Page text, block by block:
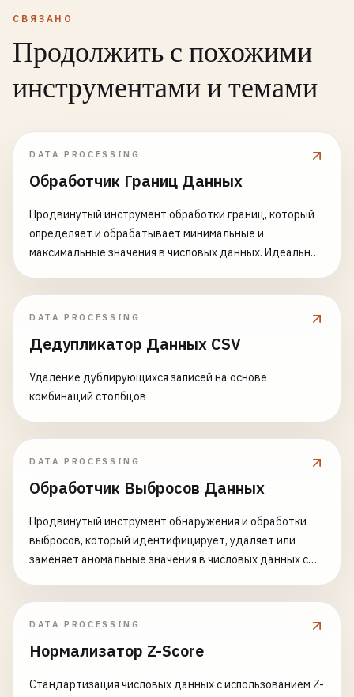
СВЯЗАНО
Продолжить с похожими
инструментами и темами
DATA PROCESSING
Обработчик Границ Данных
Продвинутый инструмент обработки границ, который
определяет и обрабатывает минимальные и
максимальные значения в числовых данных. Идеально
DATA PROCESSING
Дедупликатор Данных CSV
Удаление дублирующихся записей на основе
комбинаций столбцов
DATA PROCESSING
Обработчик Выбросов Данных
Продвинутый инструмент обнаружения и обработки
выбросов, который идентифицирует, удаляет или
заменяет аномальные значения в числовых данных с
методы обнаружения (IQR, Z-оценка,
стратегии обработки (Удалить, Заменить средним/
DATA PROCESSING
Нормализатор Z-Score
Стандартизация числовых данных с использованием Z-